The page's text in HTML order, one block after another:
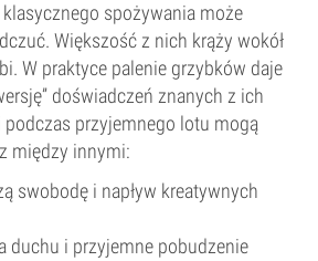
spożywania może
Większość z nich krąży wokół
W praktyce palenie grzybków daje
doświadczeń znanych z ich
podczas przyjemnego lotu mogą
między innymi:
swobodę i napływ kreatywnych
duchu i przyjemne pobudzenie